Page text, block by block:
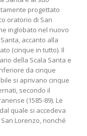
progettato
oratorio di San
inglobato nel nuovo
accanto alla
(cinque in tutto). Il
della Scala Santa e
da cinque
si aprivano cinque
secondo il
(1585-89). Le
quale si accedeva
Lorenzo, nonché